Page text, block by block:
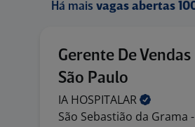
Há mais vagas abertas
Gerente De
São Paulo
IA HOSPITALAR
São Sebastião da Grama -